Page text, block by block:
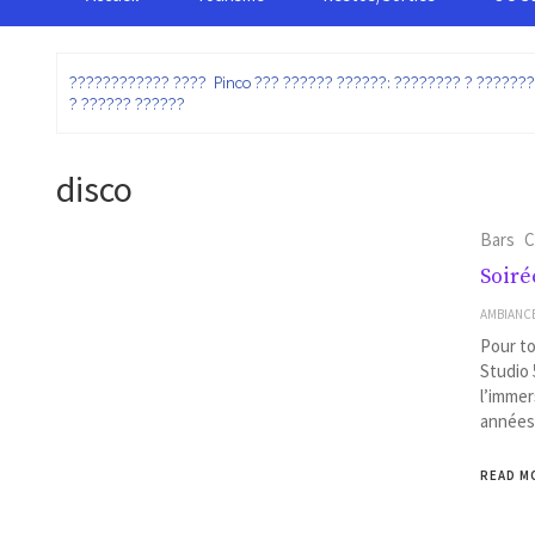
???????????? ???? Pinco ??? ?????? ??????: ???????? ?
? ?????? ??????
disco
Bars
Pour
Studio
READ